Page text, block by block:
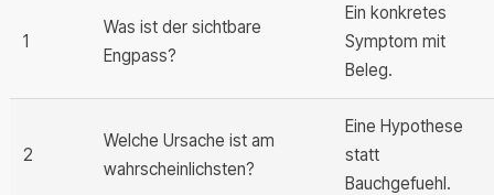
1
Was ist der sichtbare
Engpass?
Ein konkretes
Symptom mit
Beleg.
2
Welche Ursache ist am
wahrscheinlichsten?
Eine Hypothese
statt
Bauchgefuehl.